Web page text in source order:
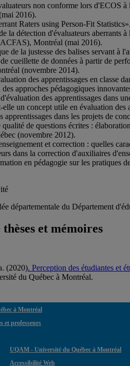
non conforme lors d'ECOS
2016).
Raters using Person-Fit
la détection d'évaluateurs aberrants
Montréal (mai 2016).
de la justesse des balises servant
cueillette de données à partir de
(novembre 2014).
des apprentissages en classe
approches pédagogiques
des apprentissages dans
un concept utile en évaluation des
apprentissages dans les projets de
qualité de questions écrites :
(novembre 2012).
et correction : quelles
dans la correction d'auxiliaires
en pédagogie sur les pratiques
départementale du Département
et mémoires
(2020). Perception des étudiantes et
du Québec à Montréal.
à Montréal
et professeurs
UQAM - Université du Québec à Montréal
Accessibilité Web